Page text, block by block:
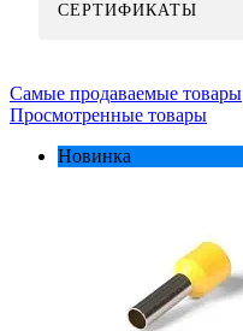
СЕРТИФИКАТЫ
Самые продаваемые товары
Просмотренные товары
Новинка